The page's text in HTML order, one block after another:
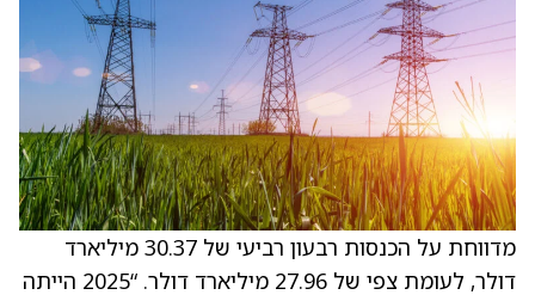
מדווחת על הכנסות רבעון רביעי של 30.37 מיליארד
דולר, לעומת צפי של 27.96 מיליארד דולר. “2025 הייתה